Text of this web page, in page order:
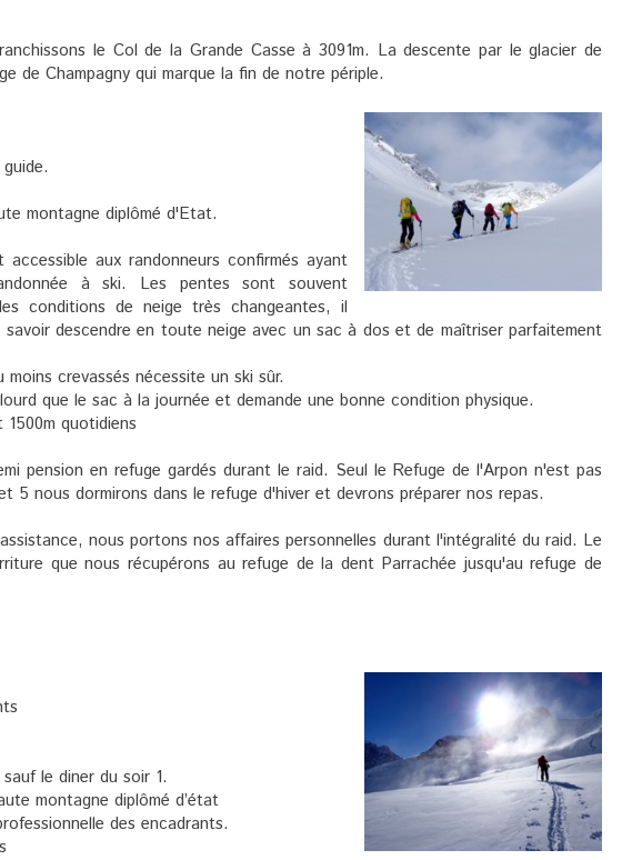
le Col de la Grande Casse à 3091m. La descente par le glacier de
de Champagny qui marque la fin de notre périple.
montagne diplômé d'Etat.
aux randonneurs confirmés ayant
à ski. Les pentes sont souvent
conditions de neige très changeantes, il
descendre en toute neige avec un sac à dos et de maîtriser parfaitement
crevassés nécessite un ski sûr.
que le sac à la journée et demande une bonne condition physique.
quotidiens
pension en refuge gardés durant le raid. Seul le Refuge de l'Arpon n'est pas
5 nous dormirons dans le refuge d'hiver et devrons préparer nos repas.
nous portons nos affaires personnelles durant l'intégralité du raid. Le
que nous récupérons au refuge de la dent Parrachée jusqu'au refuge de
le diner du soir 1.
montagne diplômé d’état
des encadrants.